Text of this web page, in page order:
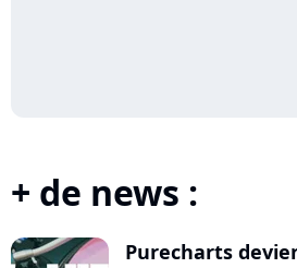
+ de news :
Purecharts